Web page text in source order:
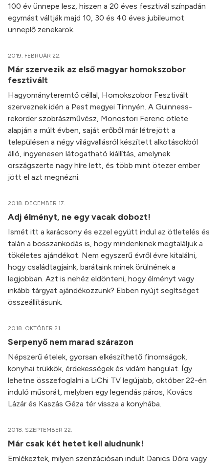
100 év ünnepe lesz, hiszen a 20 éves fesztivál színpadán
egymást váltják majd 10, 30 és 40 éves jubileumot
ünneplő zenekarok.
2019. FEBRUÁR 22.
Már szervezik az első magyar homokszobor
fesztivált
Hagyományteremtő céllal, Homokszobor Fesztivált
szerveznek idén a Pest megyei Tinnyén. A Guinness-
rekorder szobrászművész, Monostori Ferenc ötlete
alapján a múlt évben, saját erőből már létrejött a
településen a négy világvallásról készített alkotásokból
álló, ingyenesen látogatható kiállítás, amelynek
országszerte nagy híre lett, és több mint ötezer ember
jött el azt megnézni.
2018. DECEMBER 17.
Adj élményt, ne egy vacak dobozt!
Ismét itt a karácsony és ezzel együtt indul az ötletelés és
talán a bosszankodás is, hogy mindenkinek megtaláljuk a
tökéletes ajándékot. Nem egyszerű évről évre kitalálni,
hogy családtagjaink, barátaink minek örülnének a
legjobban. Azt is nehéz eldönteni, hogy élményt vagy
inkább tárgyat ajándékozzunk? Ebben nyújt segítséget
összeállításunk.
2018. OKTÓBER 21.
Serpenyő nem marad szárazon
Népszerű ételek, gyorsan elkészíthető finomságok,
konyhai trükkök, érdekességek és vidám hangulat. Így
lehetne összefoglalni a LiChi TV legújabb, október 22-én
induló műsorát, melyben egy legendás páros, Kovács
Lázár és Kaszás Géza tér vissza a konyhába.
2018. SZEPTEMBER 22.
Már csak két hetet kell aludnunk!
Emlékeztek, milyen szenzációsan indult Danics Dóra vagy